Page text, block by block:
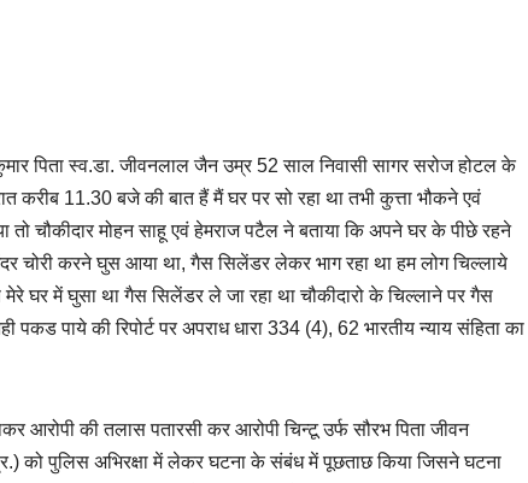
पिता स्व.डा. जीवनलाल जैन उम्र 52 साल निवासी सागर सरोज होटल के
करीब 11.30 बजे की बात हैं मैं घर पर सो रहा था तभी कुत्ता भौकने एवं
तो चौकीदार मोहन साहू एवं हेमराज पटैल ने बताया कि अपने घर के पीछे रहने
चोरी करने घुस आया था, गैस सिलेंडर लेकर भाग रहा था हम लोग चिल्लाये
घर में घुसा था गैस सिलेंडर ले जा रहा था चौकीदारो के चिल्लाने पर गैस
पाये की रिपोर्ट पर अपराध धारा 334 (4), 62 भारतीय न्याय संहिता का
आरोपी की तलास पतारसी कर आरोपी चिन्टू उर्फ सौरभ पिता जीवन
को पुलिस अभिरक्षा में लेकर घटना के संबंध में पूछताछ किया जिसने घटना